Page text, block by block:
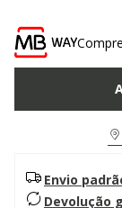
Envio
Devolução